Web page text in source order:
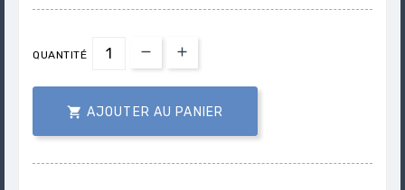
QUANTITÉ
 AJOUTER AU PANIER